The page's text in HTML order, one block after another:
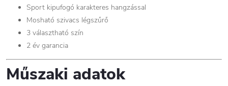
Sport kipufogó karakteres hangzással
Mosható szivacs légszűrő
3 választható szín
2 év garancia
Műszaki adatok